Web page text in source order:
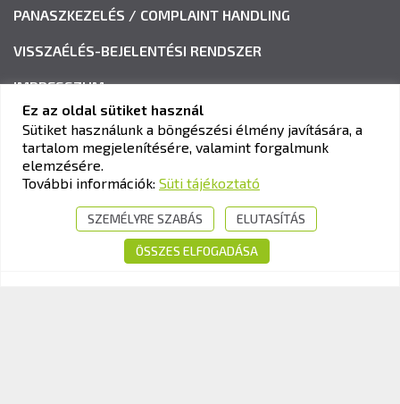
PANASZKEZELÉS / COMPLAINT HANDLING
VISSZAÉLÉS-BEJELENTÉSI RENDSZER
IMPRESSZUM
KAV KÖZLEKEDÉSI ALKALMASSÁGI ÉS VIZSGAKÖZPONT
Cím:1033 Budapest, Polgár utca 8-10.
+36-1-510-0101
info@kavk.hu
Ez az oldal sütiket használ
Sütiket használunk a böngészési élmény javítására, a
tartalom megjelenítésére, valamint forgalmunk
elemzésére.
További információk: Süti tájékoztató
SZEMÉLYRE SZABÁS ELUTASÍTÁS
ÖSSZES ELFOGADÁSA